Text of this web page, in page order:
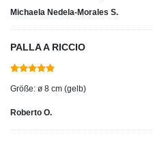
Michaela Nedela-Morales S.
PALLA A RICCIO
Größe: ø 8 cm (gelb)
Roberto O.